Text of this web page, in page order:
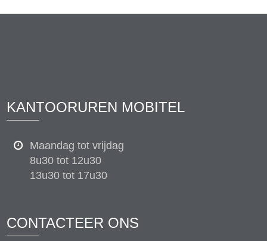
KANTOORUREN MOBITEL
Maandag tot vrijdag
8u30 tot 12u30
13u30 tot 17u30
CONTACTEER ONS